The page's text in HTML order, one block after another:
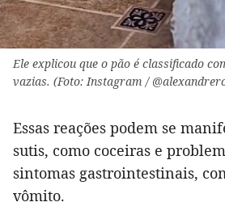
Ele explicou que o pão é classificado
vazias. (Foto: Instagram /
Essas reações podem se
sutis, como coceiras e
sintomas gastrointestinais,
vômito.